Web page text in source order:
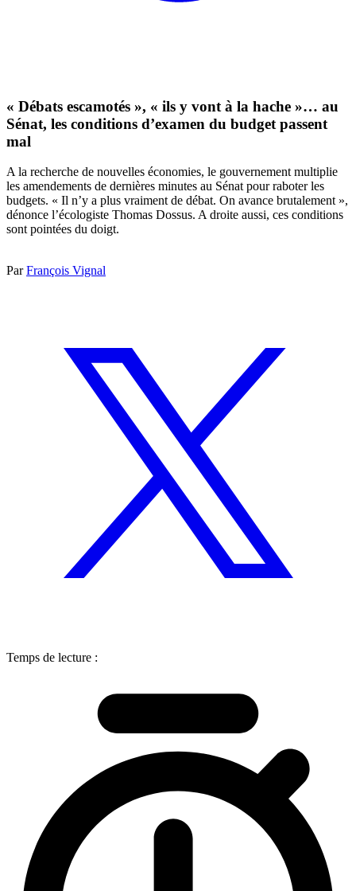
« Débats escamotés », « ils y vont à la hache »… au
Sénat, les conditions d’examen du budget passent
mal
A la recherche de nouvelles économies, le gouvernement multiplie
les amendements de dernières minutes au Sénat pour raboter les
budgets. « Il n’y a plus vraiment de débat. On avance brutalement »,
dénonce l’écologiste Thomas Dossus. A droite aussi, ces conditions
sont pointées du doigt.
ParFrançois Vignal
Temps de lecture :